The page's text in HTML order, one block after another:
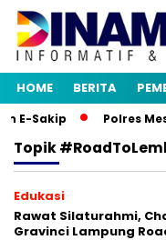
HOME BERITA
E-Sakip Polres
Topik
Edukasi
Rawat Silaturahmi,
Gravinci Lampung